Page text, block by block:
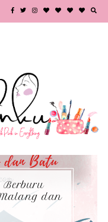
Berburu
dan